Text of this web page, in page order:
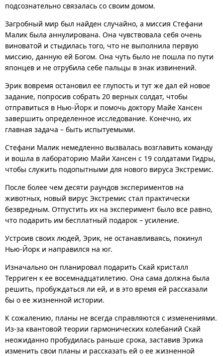
подсознательно связалась со своим домом.
Загробный мир был найден случайно, а миссия Стефани
Малик была аннулирована. Она чувствовала себя очень
виноватой и стыдилась того, что не выполнила первую
миссию, данную ей Богом. Она чуть было не пошла по пути
японцев и не отрубила себе пальцы в знак извинений.
Эрик вовремя остановил ее глупость и тут же дал ей новое
задание, попросив собрать 20 верных солдат, чтобы
отправиться в Нью-Йорк и помочь доктору Майе Хансен
завершить определенное исследование. Конечно, их
главная задача – быть испытуемыми.
Стефани Малик немедленно вызвалась возглавить команду
и вошла в лабораторию Майи Хансен с 19 солдатами Гидры,
чтобы служить подопытными для нового вируса Экстремис.
После более чем десяти раундов экспериментов на
животных, новый вирус Экстремис стал практически
безвредным. Отпустить их на эксперимент было все равно,
что подарить им бесплатный подарок – усиление.
Устроив своих людей, Эрик, не останавливаясь, покинул
Нью-Йорк и направился на юг.
Изначально он планировал подарить Скай кристалл
Терриген к ее восемнадцатилетию. Она сама должна была
решить, пробуждаться ли ей, и в это время ей рассказали
бы о ее жизненной истории.
К сожалению, планы не всегда справляются с изменениями.
Из-за квантовой теории гармонических колебаний Скай
неожиданно пробудилась раньше срока, заставив Эрика
изменить свои планы и рассказать ей о ее жизненной